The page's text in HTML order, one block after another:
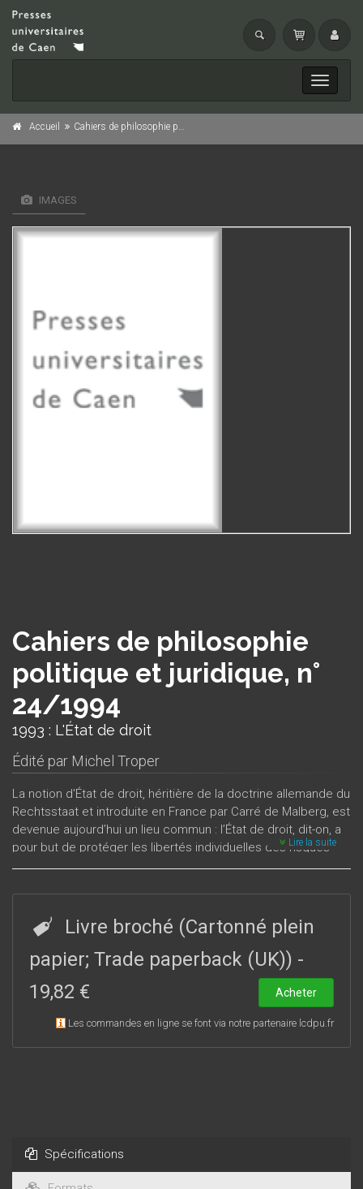
Toggle
Accueil Cahiers de philosophie politique et juridique, n° 24/1994
IMAGES
Cahiers de philosophie
politique et juridique, n°
24/1994
1993 : L'État de droit
Édité par Michel Troper
La notion d'État de droit, héritière de la doctrine allemande du
Rechtsstaat et introduite en France par Carré de Malberg, est
devenue aujourd’hui un lieu commun : l’État de droit, dit-on, a
pour but de protéger les libertés individuelles des risques
d’arbitraire du Pouvoir. Cet accord n’est pas sans faire naître
recèle difficultés et équivoques.
Lire la suite
Livre broché (Cartonné plein
papier; Trade paperback (UK)) -
19,82 €
Acheter
Les commandes en ligne se font via notre partenaire lcdpu.fr
Spécifications